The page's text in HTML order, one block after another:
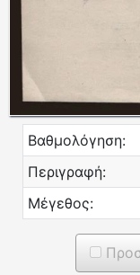
Βαθμολόγηση:
Περιγραφή:
Μέγεθος: